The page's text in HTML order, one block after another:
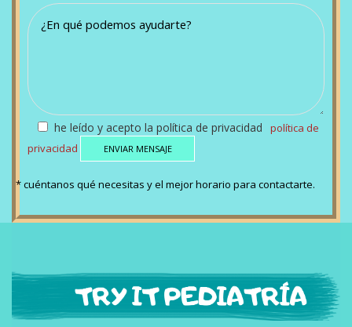
he leído y acepto la política de privacidad
política de
privacidad
* cuéntanos qué necesitas y el mejor horario para contactarte.